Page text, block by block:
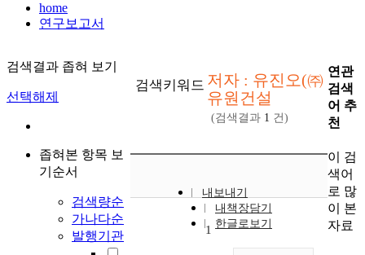
home
연구보고서
검색결과 좁혀 보기
선택해제
좁혀본 항목 보
기순서
검색량순
가나다순
발행기관
검색키워드 저자 : 유진오(㈜
유원건설
(검색결과 1 건)
내보내기
내책장담기
한글로보기
1
연관
검색
어 추
천
이 검
색어
로 많
이 본
자료